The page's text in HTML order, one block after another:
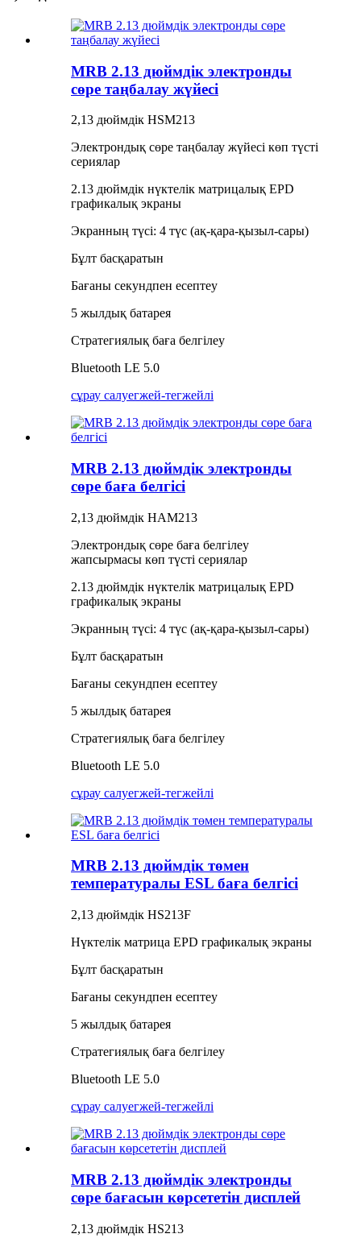
MRB 2.13 дюймдік электронды
сөре таңбалау жүйесі
2,13 дюймдік HSM213
Электрондық сөре таңбалау жүйесі көп түсті
сериялар
2.13 дюймдік нүктелік матрицалық EPD
графикалық экраны
Экранның түсі: 4 түс (ақ-қара-қызыл-сары)
Бұлт басқаратын
Бағаны секундпен есептеу
5 жылдық батарея
Стратегиялық баға белгілеу
Bluetooth LE 5.0
сұрау салуегжей-тегжейлі
MRB 2.13 дюймдік электронды
сөре баға белгісі
2,13 дюймдік HAM213
Электрондық сөре баға белгілеу
жапсырмасы көп түсті сериялар
2.13 дюймдік нүктелік матрицалық EPD
графикалық экраны
Экранның түсі: 4 түс (ақ-қара-қызыл-сары)
Бұлт басқаратын
Бағаны секундпен есептеу
5 жылдық батарея
Стратегиялық баға белгілеу
Bluetooth LE 5.0
сұрау салуегжей-тегжейлі
MRB 2.13 дюймдік төмен
температуралы ESL баға белгісі
2,13 дюймдік HS213F
Нүктелік матрица EPD графикалық экраны
Бұлт басқаратын
Бағаны секундпен есептеу
5 жылдық батарея
Стратегиялық баға белгілеу
Bluetooth LE 5.0
сұрау салуегжей-тегжейлі
MRB 2.13 дюймдік электронды
сөре бағасын көрсететін дисплей
2,13 дюймдік HS213